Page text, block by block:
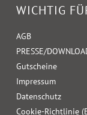
WICHTIG
AGB
PRESSE/
Gutscheine
Impressum
Datenschutz
Cookie-Richtlinie